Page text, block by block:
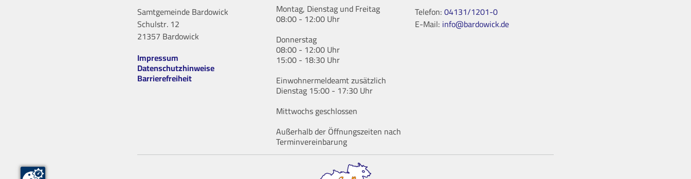
Samtgemeinde Bardowick
Schulstr. 12
21357 Bardowick
Impressum
Datenschutzhinweise
Barrierefreiheit
Montag, Dienstag und Freitag
08:00 - 12:00 Uhr
Donnerstag
08:00 - 12:00 Uhr
15:00 - 18:30 Uhr
Einwohnermeldeamt zusätzlich
Dienstag 15:00 - 17:30 Uhr
Mittwochs geschlossen
Außerhalb der Öffnungszeiten nach
Terminvereinbarung
Telefon:04131/1201-0
E-Mail: info@bardowick.de